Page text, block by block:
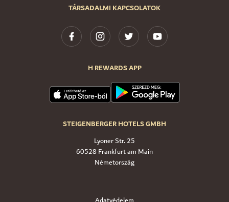
TÁRSADALMI KAPCSOLATOK
H REWARDS APP
STEIGENBERGER HOTELS GMBH
Lyoner Str. 25
60528 Frankfurt am Main
Németország